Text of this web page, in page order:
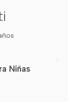
Niñas